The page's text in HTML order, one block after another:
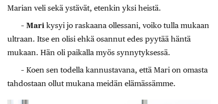
Marian veli sekä ystävät, etenkin yksi heistä.
– Mari kysyi jo raskaana ollessani, voiko tulla mukaan
ultraan. Itse en olisi ehkä osannut edes pyytää häntä
mukaan. Hän oli paikalla myös synnytyksessä.
– Koen sen todella kannustavana, että Mari on omasta
tahdostaan ollut mukana meidän elämässämme.